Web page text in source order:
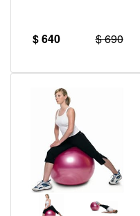
$ 640 $ 690